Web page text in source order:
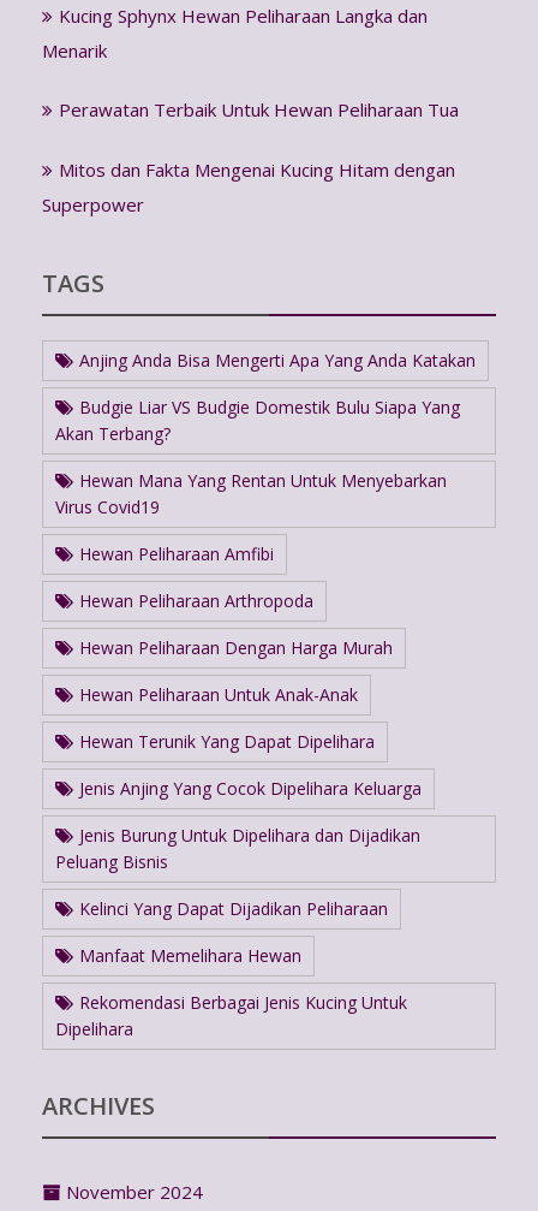
Kucing Sphynx Hewan Peliharaan Langka dan
Menarik
Perawatan Terbaik Untuk Hewan Peliharaan Tua
Mitos dan Fakta Mengenai Kucing Hitam dengan
Superpower
TAGS
Anjing Anda Bisa Mengerti Apa Yang Anda Katakan
Budgie Liar VS Budgie Domestik Bulu Siapa Yang
Akan Terbang?
Hewan Mana Yang Rentan Untuk Menyebarkan
Virus Covid19
Hewan Peliharaan Amfibi
Hewan Peliharaan Arthropoda
Hewan Peliharaan Dengan Harga Murah
Hewan Peliharaan Untuk Anak-Anak
Hewan Terunik Yang Dapat Dipelihara
Jenis Anjing Yang Cocok Dipelihara Keluarga
Jenis Burung Untuk Dipelihara dan Dijadikan
Peluang Bisnis
Kelinci Yang Dapat Dijadikan Peliharaan
Manfaat Memelihara Hewan
Rekomendasi Berbagai Jenis Kucing Untuk
Dipelihara
ARCHIVES
November 2024